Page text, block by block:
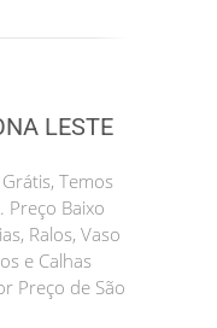
LESTE
Temos
Preço Baixo
Ralos, Vaso
e Calhas
Preço de São